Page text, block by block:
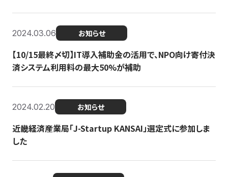
2024.03.06 お知らせ
【10/15最終〆切】IT導入補助金の活用で、NPO向け寄付決
済システム利用料の最大50%が補助
2024.02.20 お知らせ
近畿経済産業局「J-Startup KANSAI」選定式に参加しま
した